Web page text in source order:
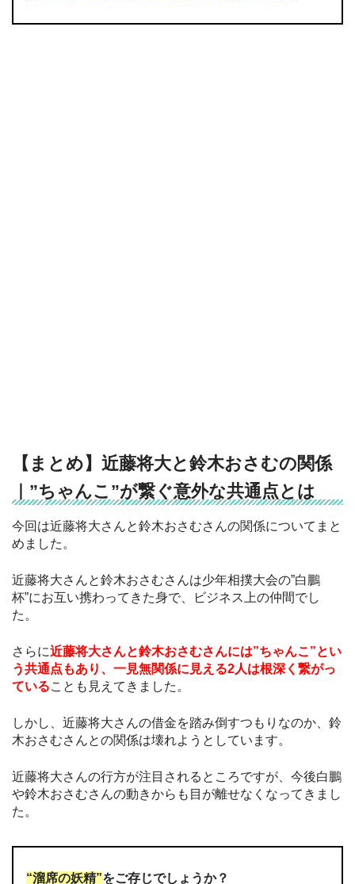
【まとめ】近藤将大と鈴木おさむの関係
｜”ちゃんこ”が繋ぐ意外な共通点とは
今回は近藤将大さんと鈴木おさむさんの関係についてまと
めました。
近藤将大さんと鈴木おさむさんは少年相撲大会の”白鵬
杯”にお互い携わってきた身で、ビジネス上の仲間でし
た。
さらに近藤将大さんと鈴木おさむさんには”ちゃんこ”とい
う共通点もあり、一見無関係に見える2人は根深く繋がっ
ていることも見えてきました。
しかし、近藤将大さんの借金を踏み倒すつもりなのか、鈴
木おさむさんとの関係は壊れようとしています。
近藤将大さんの行方が注目されるところですが、今後白鵬
や鈴木おさむさんの動きからも目が離せなくなってきまし
た。
“溜席の妖精”をご存じでしょうか？